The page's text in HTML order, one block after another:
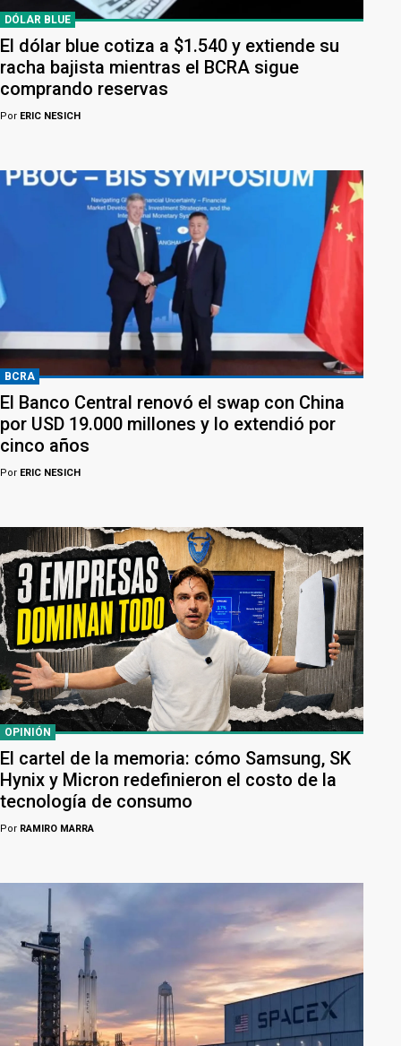
DÓLAR BLUE
El dólar blue cotiza a $1.540 y extiende su
racha bajista mientras el BCRA sigue
comprando reservas
Por ERIC NESICH
BCRA
El Banco Central renovó el swap con China
por USD 19.000 millones y lo extendió por
cinco años
Por ERIC NESICH
OPINIÓN
El cartel de la memoria: cómo Samsung, SK
Hynix y Micron redefinieron el costo de la
tecnología de consumo
Por RAMIRO MARRA